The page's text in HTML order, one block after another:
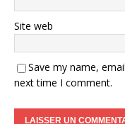
Site web
Save my name,
next time I comment.